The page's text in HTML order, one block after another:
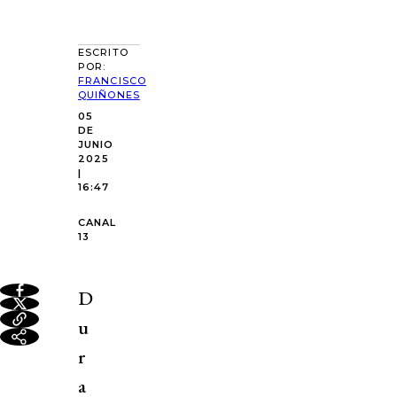
ESCRITO
POR:
FRANCISCO
QUIÑONES
05
DE
JUNIO
2025
|
16:47
CANAL
13
D
u
r
a